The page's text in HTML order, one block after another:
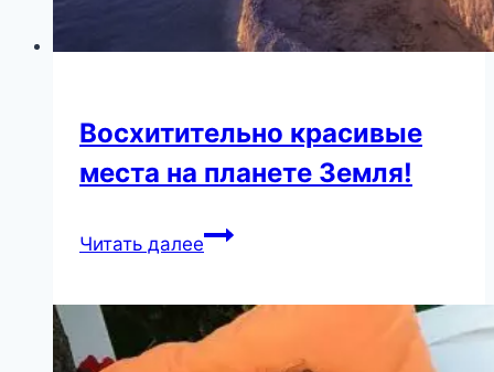
Восхитительно красивые
места на планете Земля!
Читать далееВосхитительно
на